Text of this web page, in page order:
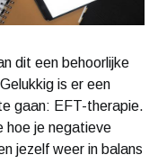
dit een behoorlijke
is er een
gaan: EFT-therapie.
hoe je negatieve
jezelf weer in balans